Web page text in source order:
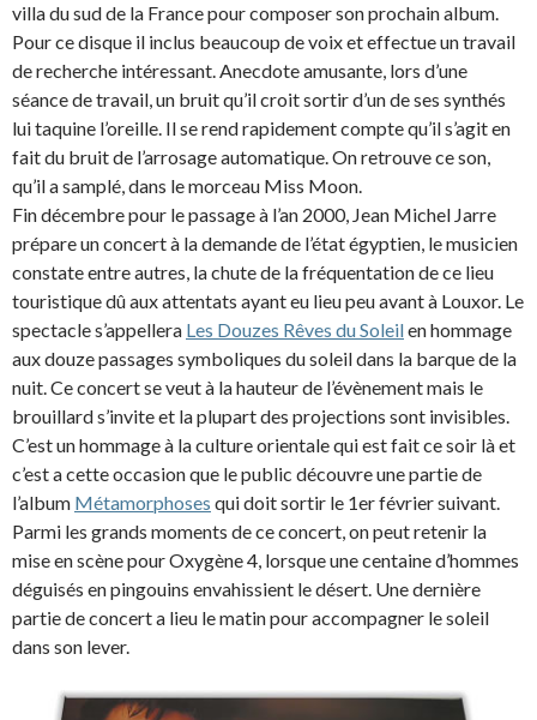
villa du sud de la France pour composer son prochain album.
Pour ce disque il inclus beaucoup de voix et effectue un travail
de recherche intéressant. Anecdote amusante, lors d’une
séance de travail, un bruit qu’il croit sortir d’un de ses synthés
lui taquine l’oreille. Il se rend rapidement compte qu’il s’agit en
fait du bruit de l’arrosage automatique. On retrouve ce son,
qu’il a samplé, dans le morceau Miss Moon.
Fin décembre pour le passage à l’an 2000, Jean Michel Jarre
prépare un concert à la demande de l’état égyptien, le musicien
constate entre autres, la chute de la fréquentation de ce lieu
touristique dû aux attentats ayant eu lieu peu avant à Louxor. Le
spectacle s’appellera Les Douzes Rêves du Soleilen hommage
aux douze passages symboliques du soleil dans la barque de la
nuit. Ce concert se veut à la hauteur de l’évènement mais le
brouillard s’invite et la plupart des projections sont invisibles.
C’est un hommage à la culture orientale qui est fait ce soir là et
c’est a cette occasion que le public découvre une partie de
l’album Métamorphoses qui doit sortir le 1er février suivant.
Parmi les grands moments de ce concert, on peut retenir la
mise en scène pour Oxygène 4, lorsque une centaine d’hommes
déguisés en pingouins envahissient le désert. Une dernière
partie de concert a lieu le matin pour accompagner le soleil
dans son lever.